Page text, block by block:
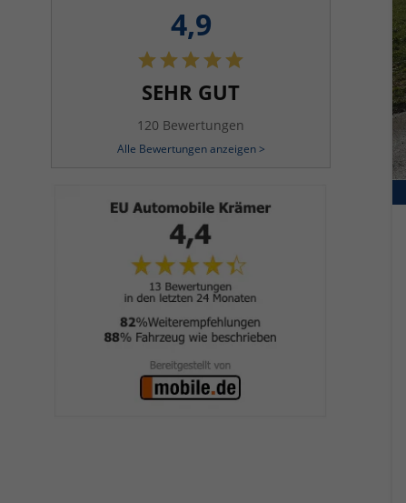
4,9
SEHR GUT
120 Bewertungen
Alle Bewertungen anzeigen >